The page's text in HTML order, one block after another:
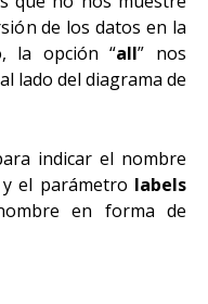
de los datos en la
la opción “all” nos
lado del diagrama de
indicar el nombre
el parámetro labels
en forma de